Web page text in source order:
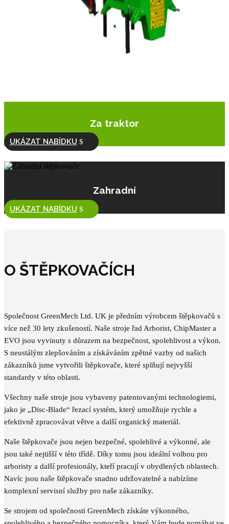
Za traktor
UKÁZAT NABÍDKU
Zahradní
UKÁZAT NABÍDKU
O ŠTĚPKOVAČÍCH
Společnost GreenMech Ltd. UK je předním výrobcem štěpkovačů s
více než 30 lety zkušeností. Naše stroje řad Arborist, ChipMaster a
EVO jsou vyvinuty s důrazem na bezpečnost, spolehlivost a výkon.
S neustálým zlepšováním a získáváním zpětné vazby od našich
zákazníků jsme vytvořili štěpkovače, které splňují nejvyšší
standardy v této oblasti.
Všechny naše stroje jsou vybaveny patentovanými technologiemi,
jako je „Disc-Blade“ řezací systém, který umožňuje rychle a
efektivně zpracovávat větve a další organický materiál.
Naše štěpkovače jsou nejen bezpečné, spolehlivé a výkonné, ale
jsou také nejtišší v této třídě. Díky tomu jsou ideální volbou pro
arboristy a další profesionály, kteří pracují v obydlených oblastech.
Navíc jsou naše štěpkovače snadno udržovatelné a nabízíme
komplexní servisní služby pro naše zákazníky.
Se strojem od společnosti GreenMech získáte výkonného,